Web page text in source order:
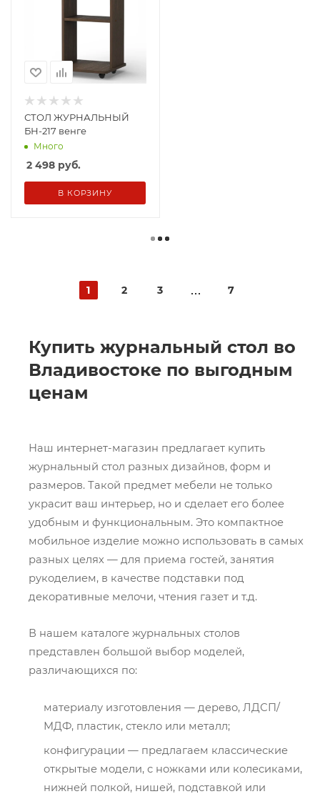
СТОЛ ЖУРНАЛЬНЫЙ
БН-217 венге
Много
2 498 руб.
В КОРЗИНУ
1 2 3 7
Купить журнальный стол во
Владивостоке по выгодным
ценам
Наш интернет-магазин предлагает купить
журнальный стол разных дизайнов, форм и
размеров. Такой предмет мебели не только
украсит ваш интерьер, но и сделает его более
удобным и функциональным. Это компактное
мобильное изделие можно использовать в самых
разных целях — для приема гостей, занятия
рукоделием, в качестве подставки под
декоративные мелочи, чтения газет и т.д.
В нашем каталоге журнальных столов
представлен большой выбор моделей,
различающихся по:
материалу изготовления — дерево, ЛДСП/
МДФ, пластик, стекло или металл;
конфигурации — предлагаем классические
открытые модели, с ножками или колесиками,
нижней полкой, нишей, подставкой или